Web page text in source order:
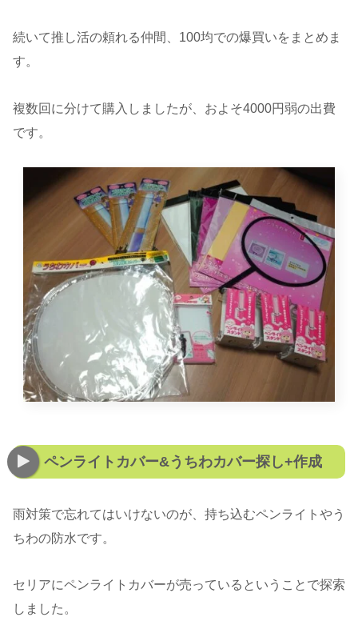
続いて推し活の頼れる仲間、100均での爆買いをまとめま
す。
複数回に分けて購入しましたが、およそ4000円弱の出費
です。
ペンライトカバー&うちわカバー探し+作成
雨対策で忘れてはいけないのが、持ち込むペンライトやう
ちわの防水です。
セリアにペンライトカバーが売っているということで探索
しました。